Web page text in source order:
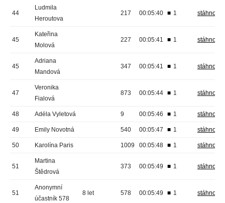
44
Ludmila
Heroutova
217 00:05:40 ■ 1 stáhnout
45
Kateřina
Molová
227 00:05:41 ■ 1 stáhnout
45
Adriana
Mandová
347 00:05:41 ■ 1 stáhnout
47
Veronika
Fialová
873 00:05:44 ■ 1 stáhnout
48 Adéla Vyletová 9 00:05:46 ■ 1 stáhnout
49 Emily Novotná 540 00:05:47 ■ 1 stáhnout
50 Karolína Paris 1009 00:05:48 ■ 1 stáhnout
51
Martina
Štědrová
373 00:05:49 ■ 1 stáhnout
51
Anonymní
účastník 578
8 let 578 00:05:49 ■ 1 stáhnout